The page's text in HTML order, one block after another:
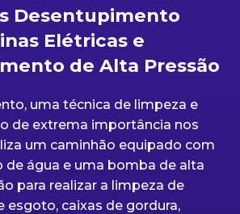
Desentupimento
Elétricas e
de Alta Pressão
uma técnica de limpeza e
de extrema importância nos
um caminhão equipado com
de água e uma bomba de alta
para realizar a limpeza de
esgoto, caixas de gordura,